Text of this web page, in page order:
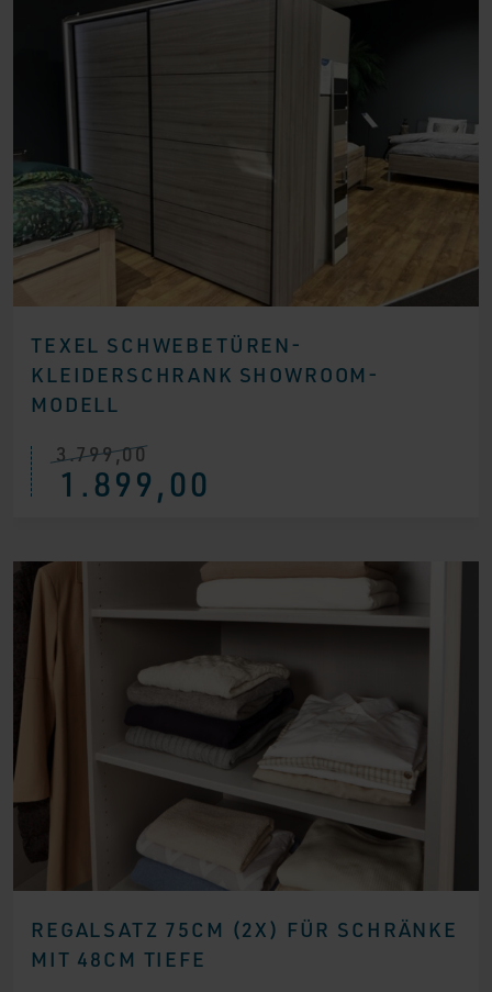
TEXEL SCHWEBETÜREN-
KLEIDERSCHRANK SHOWROOM-
MODELL
3.799,00
Ursprünglicher
Preis
war:1.899,00
Aktueller
Preis
ist:
REGALSATZ 75CM (2X) FÜR SCHRÄNKE
MIT 48CM TIEFE